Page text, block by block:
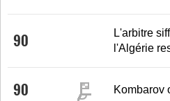
90
L'arbitre
l'Algérie
90 Kombarov